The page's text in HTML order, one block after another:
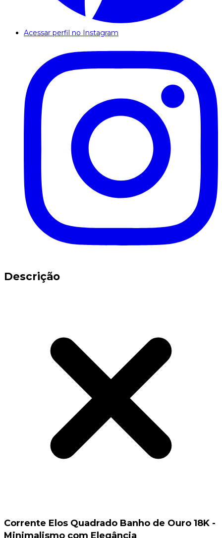
Acessar perfil no Instagram
Descrição
Corrente Elos Quadrado Banho de Ouro 18K -
Minimalismo com Elegância